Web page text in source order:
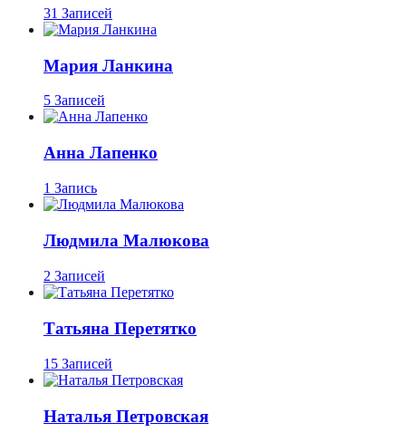
31 Записей
Мария Ланкина
5 Записей
Анна Лапенко
1 Запись
Людмила Малюкова
2 Записей
Татьяна Перетятко
15 Записей
Наталья Петровская